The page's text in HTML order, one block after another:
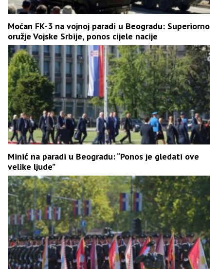
Moćan FK-3 na vojnoj paradi u Beogradu: Superiorno
oružje Vojske Srbije, ponos cijele nacije
Minić na paradi u Beogradu: “Ponos je gledati ove
velike ljude”